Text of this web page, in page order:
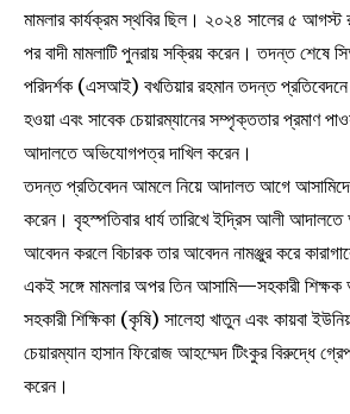
মামলার কার্যক্রম স্থবির ছিল। ২০২৪ সালের ৫ আগস্ট
পর বাদী মামলাটি পুনরায় সক্রিয় করেন। তদন্ত
পরিদর্শক (এসআই) বখতিয়ার রহমান তদন্ত
হওয়া এবং সাবেক চেয়ারম্যানের সম্পৃক্ততার প্রমাণ
আদালতে অভিযোগপত্র দাখিল করেন।
তদন্ত প্রতিবেদন আমলে নিয়ে আদালত আগে
করেন। বৃহস্পতিবার ধার্য তারিখে ইদ্রিস আলী আদালতে
আবেদন করলে বিচারক তার আবেদন নামঞ্জুর করে
একই সঙ্গে মামলার অপর তিন আসামি—সহকারী
সহকারী শিক্ষিকা (কৃষি) সালেহা খাতুন এবং কায়বা
চেয়ারম্যান হাসান ফিরোজ আহম্মেদ টিংকুর বিরুদ্ধে
করেন।